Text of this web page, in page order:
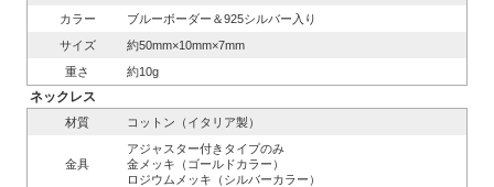
カラー
ブルーボーダー＆925シルバー入り
サイズ
約50mm×10mm×7mm
重さ
約10g
ネックレス
材質 コットン（イタリア製）
金具
アジャスター付きタイプのみ
金メッキ（ゴールドカラー）
ロジウムメッキ（シルバーカラー）